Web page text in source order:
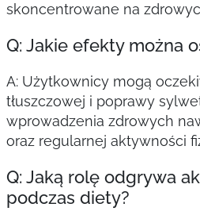
skoncentrowane na
Q: Jakie efekty można
A: Użytkownicy mogą
tłuszczowej i poprawy
wprowadzenia zdrowych
oraz regularnej aktywności
Q: Jaką rolę odgrywa
podczas diety?